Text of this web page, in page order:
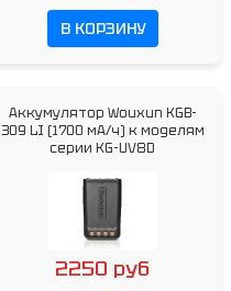
В КОРЗИНУ
Аккумулятор Wouxun KGB-
309 LI (1700 мА/ч) к моделям
серии KG-UV8D
2250 руб